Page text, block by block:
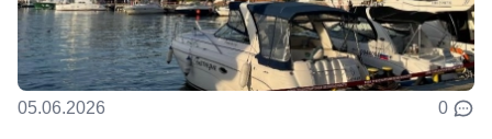
05.06.2026 0